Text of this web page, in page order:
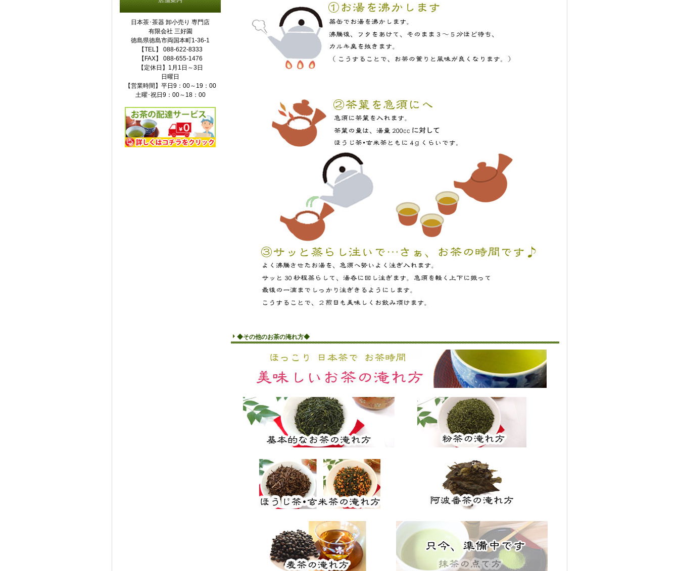
◆その他のお茶の淹れ方◆
日本茶･茶器 卸小売り 専門店
有限会社 三好園
徳島県徳島市両国本町1-36-1
【TEL】 088-622-8333
【FAX】 088-655-1476
【定休日】1月1日～3日
日曜日
【営業時間】平日9：00～19：00
土曜･祝日9：00～18：00